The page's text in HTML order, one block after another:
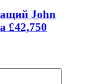
John
£42,750